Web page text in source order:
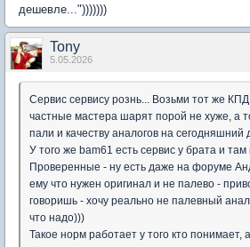
дешевле...")))))))
Tony
5.05.2026
Сервис сервису рознь... Возьми тот же
частные мастера шарят порой не хуже, а
пали и качеству аналогов на сегодняшний
У того же bam61 есть сервис у брата и там
Проверенные - ну есть даже на форуме
ему что нужен оригинал и не палево -
говоришь - хочу реально не палевный
что надо)))
Такое норм работает у того кто понимает,